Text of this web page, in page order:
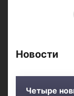
Новости
Четыре